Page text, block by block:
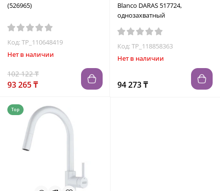
(526965)
Код: TP_110648419
Нет в наличии
102 122 ₸
93 265 ₸
Blanco DARAS 517724,
однозахватный
Код: TP_118858363
Нет в наличии
94 273 ₸
Top